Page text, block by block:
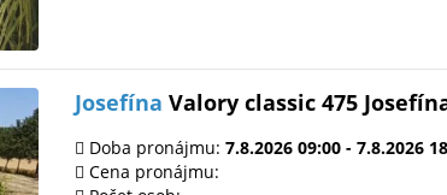
Josefína Valory classic 475
Doba pronájmu: 7.8.2026 09:00 - 7.8.2026
Cena pronájmu: